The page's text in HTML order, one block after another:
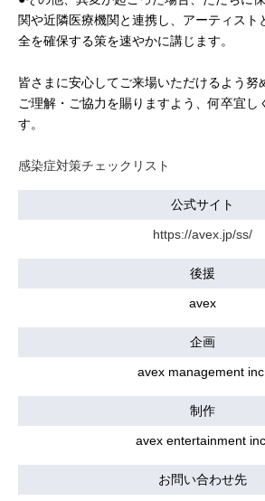
関や近隣医療機関と連携し、アーティスト
全を確保する策を速やかに講じます。
皆さまに安心してご来場いただけるよう努
ご理解・ご協力を賜りますよう、何卒宜し
す。
感染症対策チェックリスト
公式サイト
https://avex.jp/ss/
後援
avex
企画
avex management inc.
制作
avex entertainment inc.
お問い合わせ先